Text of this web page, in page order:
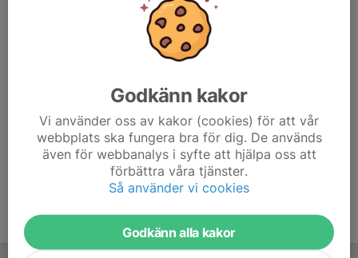
Godkänn kakor
Vi använder oss av kakor (cookies) för att vår
webbplats ska fungera bra för dig. De används
även för webbanalys i syfte att hjälpa oss att
förbättra våra tjänster.
Så använder vi cookies
Godkänn alla kakor